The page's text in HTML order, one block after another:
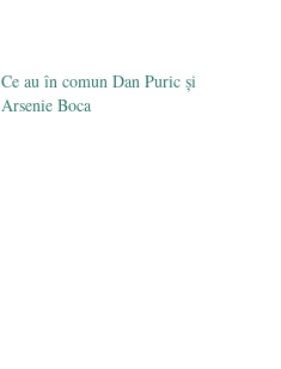
Ce au în comun Dan Puric şi
Arsenie Boca